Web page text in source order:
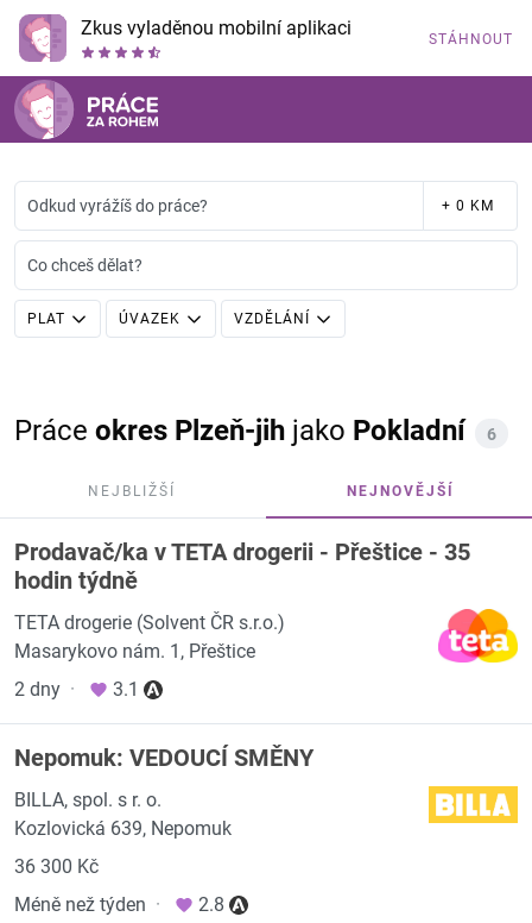
Zkus vyladěnou mobilní aplikaci STÁHNOUT
Odkud vyrážíš do práce? + 0 KM
Co chceš dělat?
PLAT ÚVAZEK VZDĚLÁNÍ
Práce okres Plzeň-jih jako Pokladní 6
NEJBLIŽŠÍ NEJNOVĚJŠÍ
Prodavač/ka v TETA drogerii - Přeštice - 35
hodin týdně
TETA drogerie (Solvent ČR s.r.o.)
Masarykovo nám. 1, Přeštice
2 dny · 3.1
Nepomuk: VEDOUCÍ SMĚNY
BILLA, spol. s r. o.
Kozlovická 639, Nepomuk
36 300 Kč
Méně než týden · 2.8